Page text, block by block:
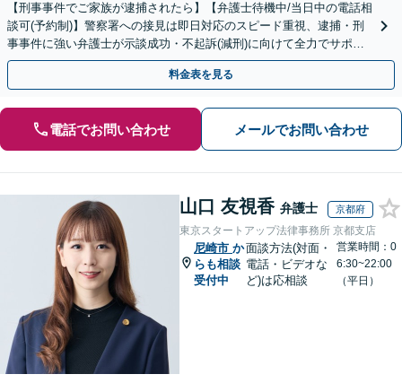
【刑事事件でご家族が逮捕されたら】【弁護士待機中/当日中の電話相
談可(予約制)】警察署への接見は即日対応のスピード重視、逮捕・刑
事事件に強い弁護士が示談成功・不起訴(減刑)に向けて全力でサポー
トします。【加害者側の相談専門】
料金表を見る
電話でお問い合わせ メールでお問い合わせ
山口 友視香 弁護士 京都府
東京スタートアップ法律事務所 京都支店
尼崎市 か
らも相談
受付中
面談方法(対面・
電話・ビデオな
ど)は応相談
営業時間：0
6:30~22:00
（平日）